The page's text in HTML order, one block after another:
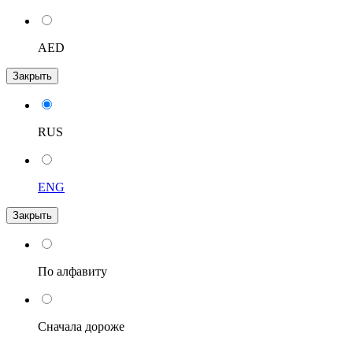
AED
Закрыть
RUS
ENG
Закрыть
По алфавиту
Сначала дороже